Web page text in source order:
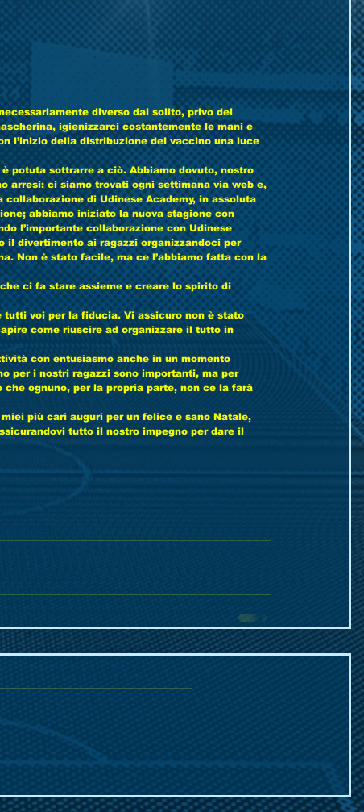
diverso dal solito, privo del
igienizzarci costantemente le mani e
l’inizio della distribuzione del vaccino una luce
potuta sottrarre a ciò. Abbiamo dovuto, nostro
arresi: ci siamo trovati ogni settimana via web e,
collaborazione di Udinese Academy, in assoluta
abbiamo iniziato la nuova stagione con
l’importante collaborazione con Udinese
il divertimento ai ragazzi organizzandoci per
Non è stato facile, ma ce l’abbiamo fatta con la
ci fa stare assieme e creare lo spirito di
tutti voi per la fiducia. Vi assicuro non è stato
come riuscire ad organizzare il tutto in
con entusiasmo anche in un momento
per i nostri ragazzi sono importanti, ma per
ognuno, per la propria parte, non ce la farà
più cari auguri per un felice e sano Natale,
tutto il nostro impegno per dare il